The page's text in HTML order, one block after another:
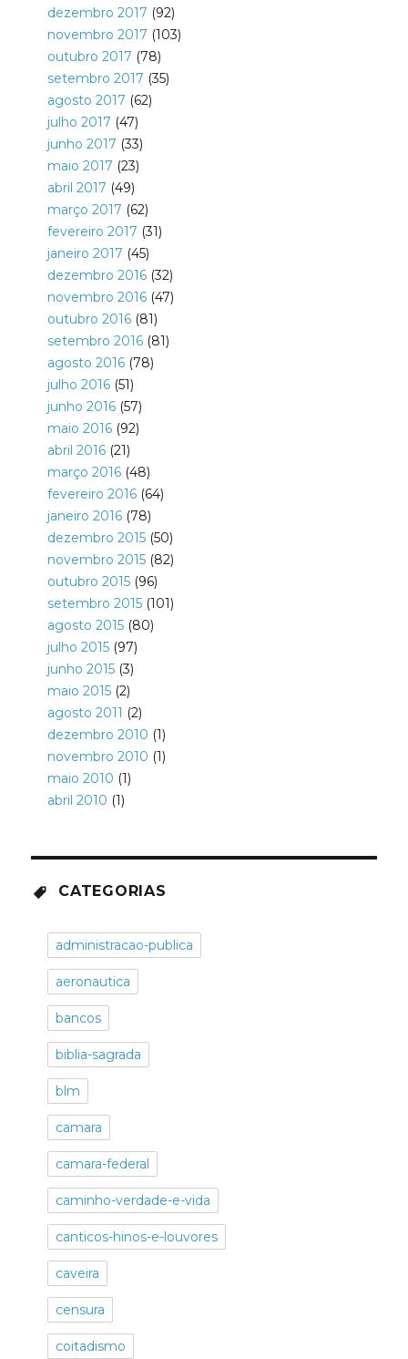
dezembro 2017 (92)
novembro 2017 (103)
outubro 2017 (78)
setembro 2017 (35)
agosto 2017 (62)
julho 2017 (47)
junho 2017 (33)
maio 2017 (23)
abril 2017 (49)
março 2017 (62)
fevereiro 2017 (31)
janeiro 2017 (45)
dezembro 2016(32)
novembro 2016(47)
outubro 2016(81)
setembro 2016(81)
agosto 2016(78)
julho 2016(51)
junho 2016(57)
maio 2016(92)
abril 2016(21)
março 2016(48)
fevereiro 2016(64)
janeiro 2016(78)
dezembro 2015(50)
novembro 2015(82)
outubro 2015(96)
setembro 2015(101)
agosto 2015(80)
julho 2015(97)
junho 2015(3)
maio 2015(2)
agosto 2011 (2)
dezembro 2010 (1)
novembro 2010 (1)
maio 2010 (1)
abril 2010 (1)
CATEGORIAS
administracao-publica
aeronautica
bancos
biblia-sagrada
blm
camara
camara-federal
caminho-verdade-e-vida
canticos-hinos-e-louvores
caveira
censura
coitadismo